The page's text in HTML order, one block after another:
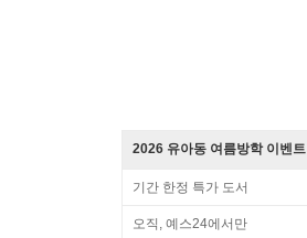
2026 유아동 여름방학 이벤트
기간 한정 특가 도서
오직, 예스24에서만